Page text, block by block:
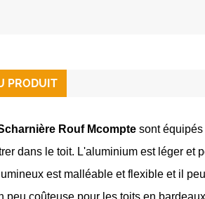
PRODUIT
charnière Rouf Mcomptesont équipés
dans le toit. L'aluminium est léger et
est malléable et flexible et il
peu coûteuse pour les toits en